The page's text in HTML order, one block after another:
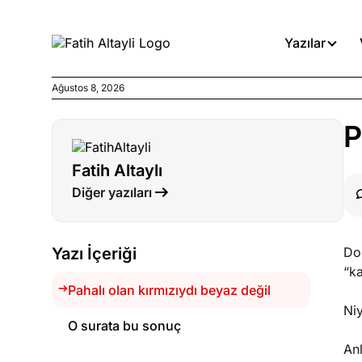
Yazılar
Medyanın kirli zincirinde
Böyle yasalar referanduma
İnanca stok arası caiz midir!
Ağustos 8, 2026
Fatih Altaylı
Diğer yazıları
Yazı İçeriği
Pahalı olan kırmızıydı beyaz değil
O surata bu sonuç